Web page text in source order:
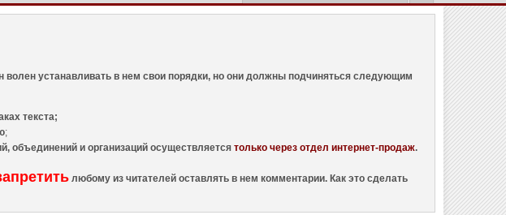
волен устанавливать в нем свои порядки, но они должны подчиняться следующим
текста;
;
объединений и организаций осуществляетсятолько через отдел интернет-продаж.
любому из читателей оставлять в нем комментарии. Как это сделать